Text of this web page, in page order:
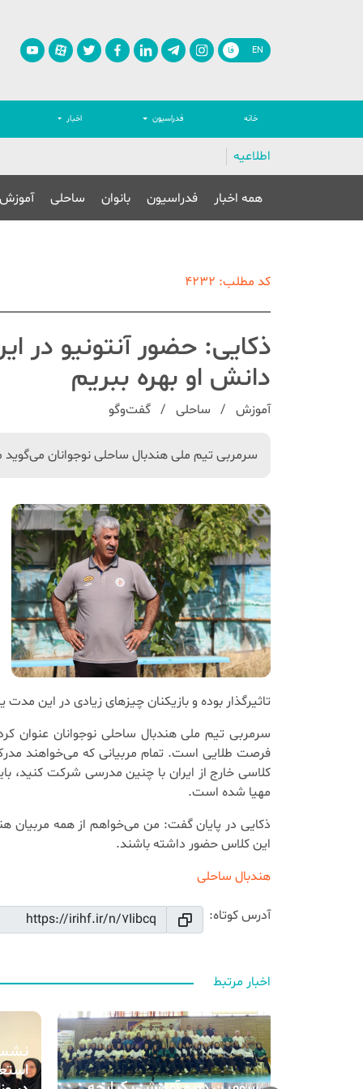
EN فا
خانه فدراسیون اخبار
اطلاعیه
همه اخبار فدراسیون بانوان ساحلی آموزش
کد مطلب: 4232
ذکایی: حضور آنتونیو در
دانش او بهره ببریم
آموزش ساحلی گفت‌و‌گو
سرمربی تیم ملی هندبال ساحلی نوجوانان می‌گوید
تاثیرگذار بوده و بازیکنان چیزهای زیادی در این مدت
سرمربی تیم ملی هندبال ساحلی نوجوانان عنوان
فرصت طلایی است. تمام مربیانی که می‌خواهند
کلاسی خارج از ایران با چنین مدرسی شرکت کنید،
مهیا شده است.
ذکایی در پایان گفت: من می‌خواهم از همه مربیان
این کلاس حضور داشته باشند.
هندبال ساحلی
آدرس کوتاه:
اخبار مرتبط